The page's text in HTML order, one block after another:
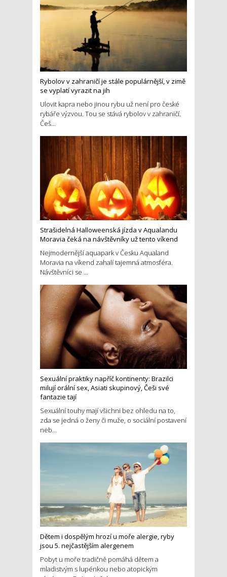
Rybolov v zahraničí je stále populárnější, v zimě
se vyplatí vyrazit na jih
Ulovit kapra nebo jinou rybu už není pro české
rybáře výzvou. Tou se stává rybolov v zahraničí.
Češ...
Strašidelná Halloweenská jízda v Aqualandu
Moravia čeká na návštěvníky už tento víkend
Nejmodernější aquapark v Česku Aqualand
Moravia na víkend zahalí tajemná atmosféra.
Návštěvníci se ...
Sexuální praktiky napříč kontinenty: Brazilci
milují orální sex, Asiati skupinový, Češi své
fantazie tají
Sexuální touhy mají všichni bez ohledu na to,
zda se jedná o ženy či muže, o sociální postavení
neb...
Dětem i dospělým hrozí u moře alergie, ryby
jsou 5. nejčastějším alergenem
Pobyt u moře tradičně pomáhá dětem a
mladistvým s lupénkou nebo atopickým